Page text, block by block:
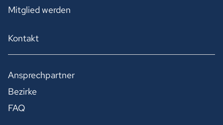
Mitglied werden
Kontakt
Ansprechpartner
Bezirke
FAQ